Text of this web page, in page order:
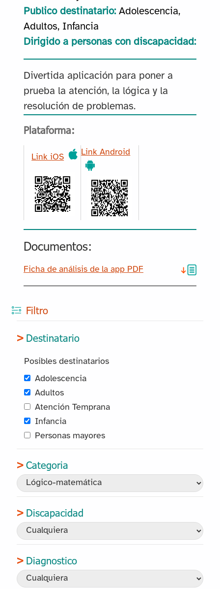
Publico destinatario: Adolescencia,
Adultos, Infancia
Dirigido a personas con discapacidad:
Divertida aplicación para poner a
prueba la atención, la lógica y la
resolución de problemas.
Plataforma:
Link iOS
Link Android
Documentos:
Ficha de análisis de la app PDF
Filtro
Destinatario
Posibles destinatarios
Adolescencia
Adultos
Atención Temprana
Infancia
Personas mayores
Categoria
Discapacidad
Diagnostico